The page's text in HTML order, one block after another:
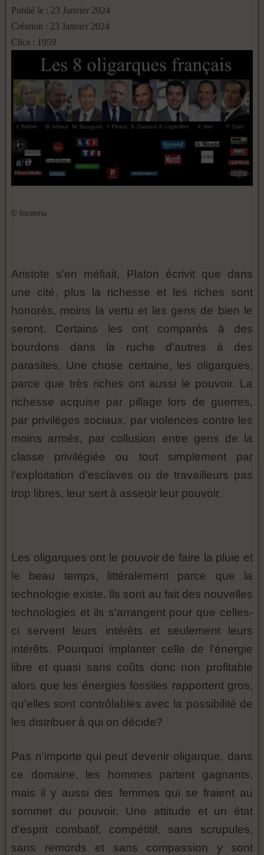
Publié le : 23 Janvier 2024
Création : 23 Janvier 2024
Clics : 1959
© Inconnu
Aristote s'en méfiait, Platon écrivit que dans
une cité, plus la richesse et les riches sont
honorés, moins la vertu et les gens de bien le
seront. Certains les ont comparés à des
bourdons dans la ruche d'autres à des
parasites. Une chose certaine, les oligarques,
parce que très riches ont aussi le pouvoir. La
richesse acquise par pillage lors de guerres,
par privilèges sociaux, par violences contre les
moins armés, par collusion entre gens de la
classe privilégiée ou tout simplement par
l'exploitation d'esclaves ou de travailleurs pas
trop libres, leur sert à asseoir leur pouvoir.
Les oligarques ont le pouvoir de faire la pluie et
le beau temps, littéralement parce que la
technologie existe. Ils sont au fait des nouvelles
technologies et ils s'arrangent pour que celles-
ci servent leurs intérêts et seulement leurs
intérêts. Pourquoi implanter celle de l'énergie
libre et quasi sans coûts donc non profitable
alors que les énergies fossiles rapportent gros,
qu'elles sont contrôlables avec la possibilité de
les distribuer à qui on décide?
Pas n'importe qui peut devenir oligarque, dans
ce domaine, les hommes partent gagnants,
mais il y aussi des femmes qui se fraient au
sommet du pouvoir. Une attitude et un état
d'esprit combatif, compétitif, sans scrupules,
sans remords et sans compassion y sont